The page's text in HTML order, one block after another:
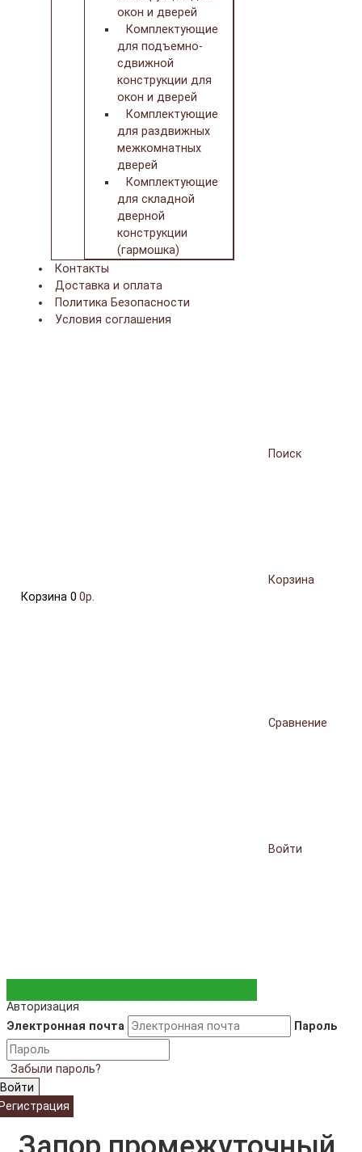
окон и дверей
Комплектующие
для подъемно-
сдвижной
конструкции для
окон и дверей
Комплектующие
для раздвижных
межкомнатных
дверей
Комплектующие
для складной
дверной
конструкции
(гармошка)
Контакты
Доставка и оплата
Политика Безопасности
Условия соглашения
Поиск
Корзина
Корзина 0 0р.
Сравнение
Войти
Авторизация
Электронная почта
Пароль
Забыли пароль?
Войти